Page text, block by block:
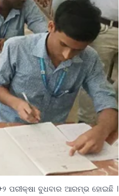
ପରୀକ୍ଷା ବୁଧବାର ଆରମ୍ଭ ହୋଇଛି ।